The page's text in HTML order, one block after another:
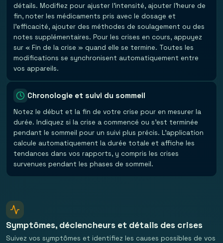
détails. Modifiez pour ajuster l'intensité, ajouter l'heure de
fin, noter les médicaments pris avec le dosage et
l'efficacité, ajouter des méthodes de soulagement ou des
notes supplémentaires. Pour les crises en cours, appuyez
sur « Fin de la crise » quand elle se termine. Toutes les
modifications se synchronisent automatiquement entre
vos appareils.
Chronologie et suivi du sommeil
Notez le début et la fin de votre crise pour en mesurer la
durée. Indiquez si la crise a commencé ou s'est terminée
pendant le sommeil pour un suivi plus précis. L'application
calcule automatiquement la durée totale et affiche les
tendances dans vos rapports, y compris les crises
survenues pendant les phases de sommeil.
Symptômes, déclencheurs et détails des crises
Suivez vos symptômes et identifiez les causes possibles de vos